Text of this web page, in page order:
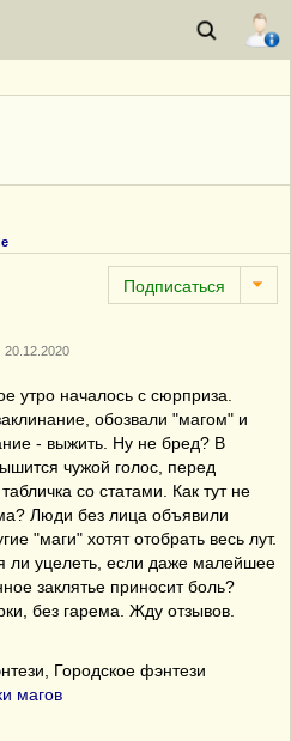
20.12.2020
утро началось с сюрприза.
обозвали "магом" и
- выжить. Ну не бред? В
чужой голос, перед
со статами. Как тут не
Люди без лица объявили
"маги" хотят отобрать весь лут.
ли уцелеть, если даже малейшее
заклятье приносит боль?
без гарема. Жду отзывов.
Городское фэнтези
магов